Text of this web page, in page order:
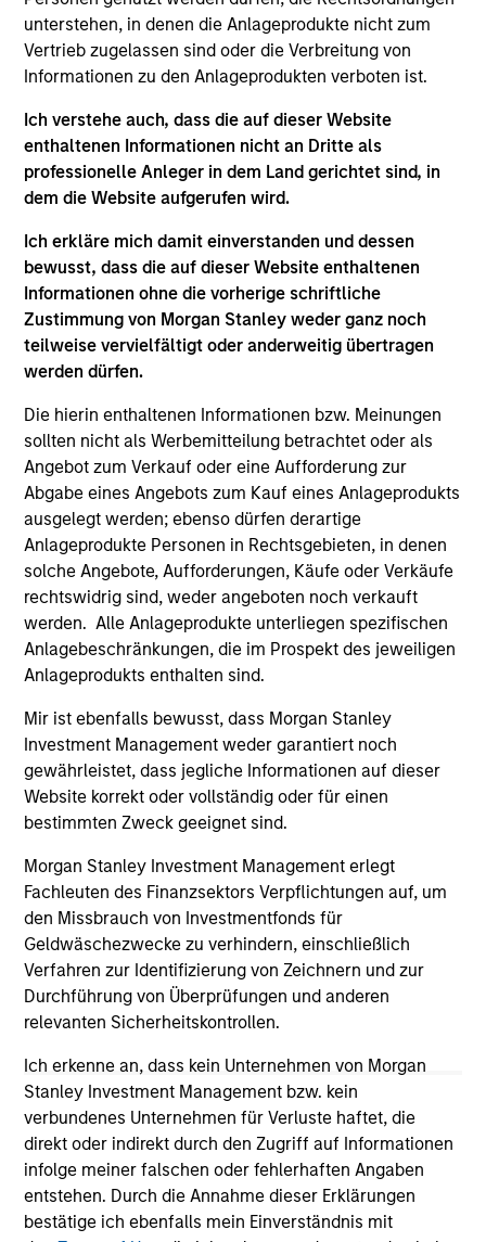
unterstehen, in denen die Anlageprodukte nicht zum
Vertrieb zugelassen sind oder die Verbreitung von
Informationen zu den Anlageprodukten verboten ist.
Ich verstehe auch, dass die auf dieser Website
enthaltenen Informationen nicht an Dritte als
professionelle Anleger in dem Land gerichtet sind, in
dem die Website aufgerufen wird.
Ich erkläre mich damit einverstanden und dessen
bewusst, dass die auf dieser Website enthaltenen
Informationen ohne die vorherige schriftliche
Zustimmung von Morgan Stanley weder ganz noch
teilweise vervielfältigt oder anderweitig übertragen
werden dürfen.
Die hierin enthaltenen Informationen bzw. Meinungen
sollten nicht als Werbemitteilung betrachtet oder als
Angebot zum Verkauf oder eine Aufforderung zur
Abgabe eines Angebots zum Kauf eines Anlageprodukts
ausgelegt werden; ebenso dürfen derartige
Anlageprodukte Personen in Rechtsgebieten, in denen
solche Angebote, Aufforderungen, Käufe oder Verkäufe
rechtswidrig sind, weder angeboten noch verkauft
werden. Alle Anlageprodukte unterliegen spezifischen
Anlagebeschränkungen, die im Prospekt des jeweiligen
Anlageprodukts enthalten sind.
Mir ist ebenfalls bewusst, dass Morgan Stanley
Investment Management weder garantiert noch
gewährleistet, dass jegliche Informationen auf dieser
Website korrekt oder vollständig oder für einen
bestimmten Zweck geeignet sind.
Morgan Stanley Investment Management erlegt
Fachleuten des Finanzsektors Verpflichtungen auf, um
den Missbrauch von Investmentfonds für
Geldwäschezwecke zu verhindern, einschließlich
Verfahren zur Identifizierung von Zeichnern und zur
Durchführung von Überprüfungen und anderen
relevanten Sicherheitskontrollen.
Ich erkenne an, dass kein Unternehmen von Morgan
Stanley Investment Management bzw. kein
verbundenes Unternehmen für Verluste haftet, die
direkt oder indirekt durch den Zugriff auf Informationen
infolge meiner falschen oder fehlerhaften Angaben
entstehen. Durch die Annahme dieser Erklärungen
bestätige ich ebenfalls mein Einverständnis mit
Team Insights
ALTS IN FOCUS
We believe the present cycle has several more
years to run, leading to healthier exits and
distributions to PE investors. Learn why in our
2026 Private Equity outlook.
16-DEC-2025
May not represent all Team Members.
The information on this page is for informational
purposes only. The information contained herein does
not constitute and should not be construed as an
offering of advisory services or an offer to sell or a
solicitation of an offer to buy any securities in any
jurisdiction in which such offer or solicitation,
purchase or sale would be unlawful under the
securities, insurance or other laws of such jurisdiction.
All investing involves risks, including a loss of principal.
Please refer to the strategy detail page for important
information on the strategy, including additional risk
considerations.